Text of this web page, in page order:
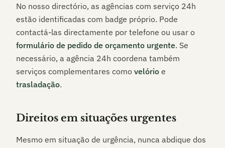
No nosso directório, as agências com serviço 24h
estão identificadas com badge próprio. Pode
contactá-las directamente por telefone ou usar o
formulário de pedido de orçamento urgente. Se
necessário, a agência 24h coordena também
serviços complementares como velório e
trasladação.
Direitos em situações urgentes
Mesmo em situação de urgência, nunca abdique dos